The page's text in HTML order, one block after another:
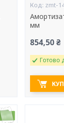
zmt-
мм
854,50 ₴
Готово